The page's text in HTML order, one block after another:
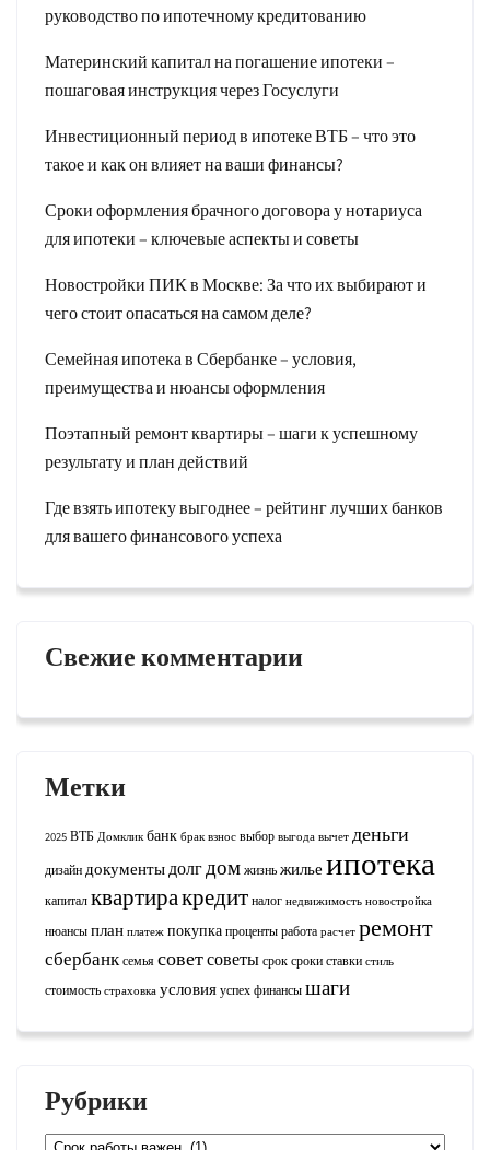
руководство по ипотечному кредитованию
Материнский капитал на погашение ипотеки –
пошаговая инструкция через Госуслуги
Инвестиционный период в ипотеке ВТБ – что это
такое и как он влияет на ваши финансы?
Сроки оформления брачного договора у нотариуса
для ипотеки – ключевые аспекты и советы
Новостройки ПИК в Москве: За что их выбирают и
чего стоит опасаться на самом деле?
Семейная ипотека в Сбербанке – условия,
преимущества и нюансы оформления
Поэтапный ремонт квартиры – шаги к успешному
результату и план действий
Где взять ипотеку выгоднее – рейтинг лучших банков
для вашего финансового успеха
Свежие комментарии
Метки
2025 ВТБ Домклик банк брак взнос выбор выгода вычет деньги
дизайндокументыдолгдомжизньжилье ипотека
капиталквартиракредитналог недвижимость новостройка
нюансыплан платеж покупкапроцентыработа расчет ремонт
сбербанксемьясоветсоветысроксрокиставки стиль
стоимость страховка условияуспехфинансышаги
Рубрики
Рубрики